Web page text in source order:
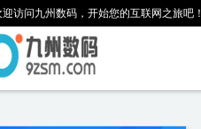
迎访问九州数码，开始您的互联网之旅吧！